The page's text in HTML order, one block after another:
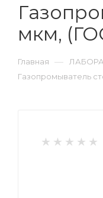
мкм,
Главная —
Газопромыватель